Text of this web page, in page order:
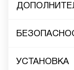
УСТАНОВКА